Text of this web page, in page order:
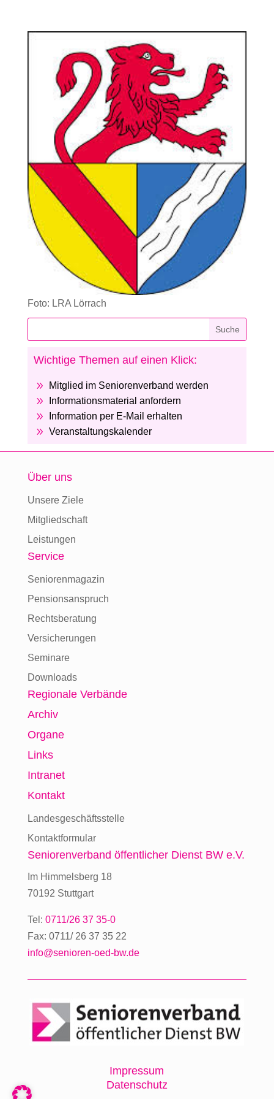
Foto: LRA Lörrach
Wichtige Themen auf einen Klick:
9 Mitglied im Seniorenverband werden
9 Informationsmaterial anfordern
9 Information per E-Mail erhalten
9 Veranstaltungskalender
Über uns
Unsere Ziele
Mitgliedschaft
Leistungen
Service
Seniorenmagazin
Pensionsanspruch
Rechtsberatung
Versicherungen
Seminare
Downloads
Regionale Verbände
Archiv
Organe
Links
Intranet
Kontakt
Landesgeschäftsstelle
Kontaktformular
Seniorenverband öffentlicher Dienst BW e.V.
Im Himmelsberg 18
70192 Stuttgart
Tel: 0711/26 37 35-0
Fax: 0711/ 26 37 35 22
info@senioren-oed-bw.de
Impressum
Datenschutz